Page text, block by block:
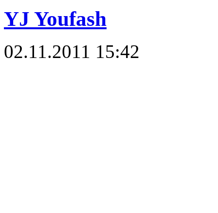
YJ Youfash
02.11.2011 15:42